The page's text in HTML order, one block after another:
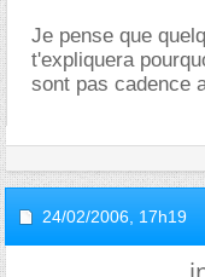
Je pense que
t'expliquera
sont pas cadence
24/02/2006, 17h19